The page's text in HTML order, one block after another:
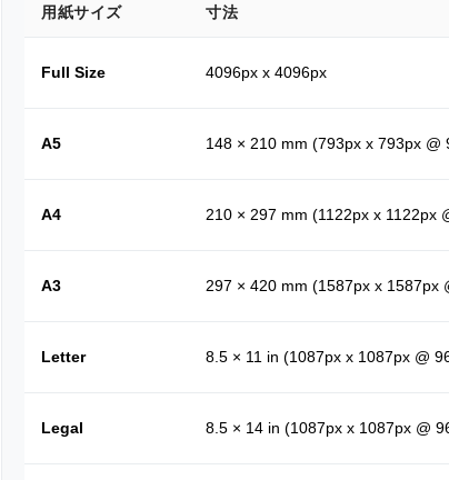
用紙サイズ 寸法
Full Size 4096px x 4096px
A5 148 × 210 mm (793px x 793px @
A4 210 × 297 mm (1122px x 1122px
A3 297 × 420 mm (1587px x 1587px
Letter 8.5 × 11 in (1087px x 1087px @
Legal 8.5 × 14 in (1087px x 1087px @